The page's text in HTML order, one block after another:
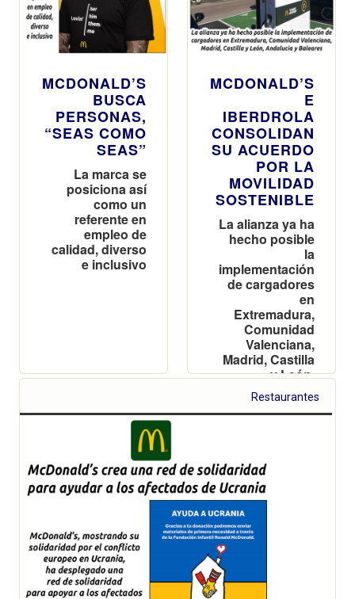
MCDONALD’S
BUSCA
PERSONAS,
“SEAS COMO
SEAS”
La marca se
posiciona así
como un
referente en
empleo de
calidad, diverso
e inclusivo
MCDONALD’S
E
IBERDROLA
CONSOLIDAN
SU ACUERDO
POR LA
MOVILIDAD
SOSTENIBLE
La alianza ya ha
hecho posible
la
implementación
de cargadores
en
Extremadura,
Comunidad
Valenciana,
Madrid, Castilla
y León,
Andalucía y
Baleares
Restaurantes